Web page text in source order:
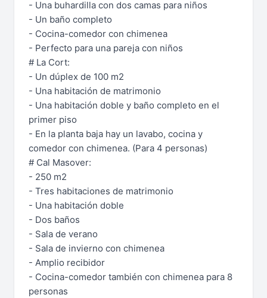
- Una buhardilla con dos camas para niños
- Un baño completo
- Cocina-comedor con chimenea
- Perfecto para una pareja con niños
# La Cort:
- Un dúplex de 100 m2
- Una habitación de matrimonio
- Una habitación doble y baño completo en el
primer piso
- En la planta baja hay un lavabo, cocina y
comedor con chimenea. (Para 4 personas)
# Cal Masover:
- 250 m2
- Tres habitaciones de matrimonio
- Una habitación doble
- Dos baños
- Sala de verano
- Sala de invierno con chimenea
- Amplio recibidor
- Cocina-comedor también con chimenea para 8
personas